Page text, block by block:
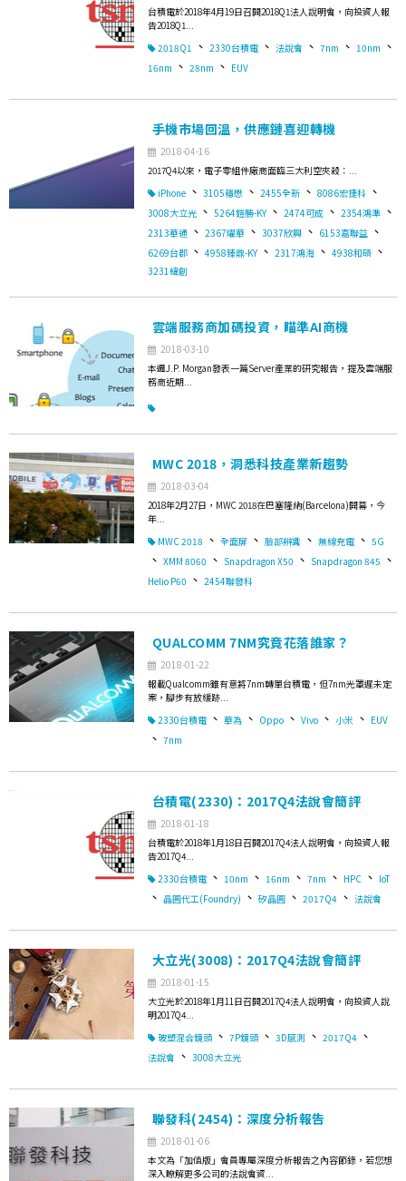
台積電於2018年4月19日召開2018Q1法人說明會，向投資人報
告2018Q1...
2018Q1 、 2330台積電 、 法說會 、 7nm 、 10nm 、
16nm 、 28nm 、 EUV
手機市場回溫，供應鏈喜迎轉機
2018-04-16
2017Q4以來，電子零組件廠商面臨三大利空夾殺：...
iPhone 、 3105穩懋 、 2455全新 、 8086宏捷科 、
3008大立光 、 5264鎧勝-KY 、 2474可成 、 2354鴻準 、
2313華通 、 2367燿華 、 3037欣興 、 6153嘉聯益 、
6269台郡 、 4958臻鼎-KY 、 2317鴻海 、 4938和碩 、
3231緯創
雲端服務商加碼投資，瞄準AI商機
2018-03-10
本週J.P. Morgan發表一篇Server產業的研究報告，提及雲端服
務商近期...
MWC 2018，洞悉科技產業新趨勢
2018-03-04
2018年2月27日，MWC 2018在巴塞隆納(Barcelona)開幕，今
年...
MWC 2018 、 全面屏 、 臉部辨識 、 無線充電 、 5G
、 XMM 8060 、 Snapdragon X50 、 Snapdragon 845 、
Helio P60 、 2454聯發科
QUALCOMM 7NM究竟花落誰家？
2018-01-22
報載Qualcomm雖有意將7nm轉單台積電，但7nm光罩遲未定
案，腳步有放緩跡...
2330台積電 、 華為 、 Oppo 、 Vivo 、 小米 、 EUV
、 7nm
台積電(2330)：2017Q4法說會簡評
2018-01-18
台積電於2018年1月18日召開2017Q4法人說明會，向投資人報
告2017Q4...
2330台積電 、 10nm 、 16nm 、 7nm 、 HPC 、 IoT
、 晶圓代工(Foundry) 、 矽晶圓 、 2017Q4 、 法說會
大立光(3008)：2017Q4法說會簡評
2018-01-15
大立光於2018年1月11日召開2017Q4法人說明會，向投資人說
明2017Q4...
玻塑混合鏡頭 、 7P鏡頭 、 3D感測 、 2017Q4 、
法說會 、 3008大立光
聯發科(2454)：深度分析報告
2018-01-06
本文為「加值版」會員專屬深度分析報告之內容節錄，若您想
深入瞭解更多公司的法說會資...